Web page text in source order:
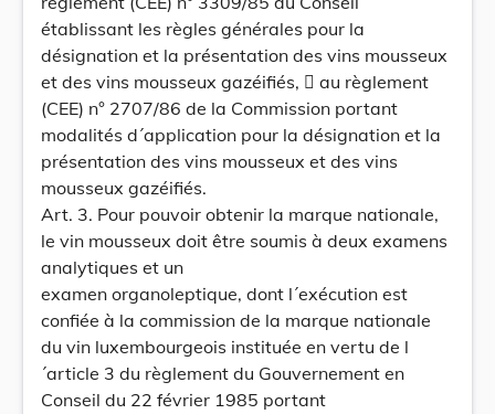
établissant les règles générales pour la
désignation et la présentation des vins mousseux
et des vins mousseux gazéifiés,  au règlement
(CEE) n° 2707/86 de la Commission portant
modalités d´application pour la désignation et la
présentation des vins mousseux et des vins
mousseux gazéifiés.
Art. 3. Pour pouvoir obtenir la marque nationale,
le vin mousseux doit être soumis à deux examens
analytiques et un
examen organoleptique, dont l´exécution est
confiée à la commission de la marque nationale
du vin luxembourgeois instituée en vertu de l
´article 3 du règlement du Gouvernement en
Conseil du 22 février 1985 portant